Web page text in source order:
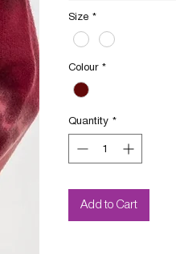
Size *
Colour *
Quantity *
Add to Cart